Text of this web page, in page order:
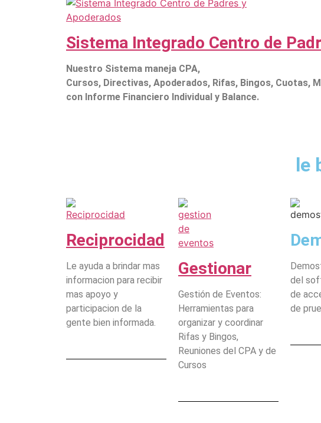
Sistema Integrado Centro de
Nuestro Sistema maneja CPA,
Cursos, Directivas, Apoderados, Rifas, Bingos, Cuotas,
con Informe Financiero Individual y Balance.
le
Reciprocidad
Le ayuda a brindar mas
informacion para recibir
mas apoyo y
participacion de la
gente bien informada.
Gestionar
Gestión de Eventos:
Herramientas para
organizar y coordinar
Rifas y Bingos,
Reuniones del CPA y de
Cursos
del
de
de